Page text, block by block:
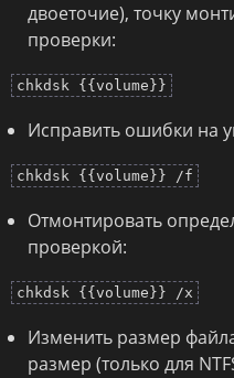
двоеточие), точку
проверки:
chkdsk {{volume}}
Исправить ошибки на
chkdsk {{volume}} /f
Отмонтировать
проверкой:
chkdsk {{volume}} /x
Изменить размер
размер (только для